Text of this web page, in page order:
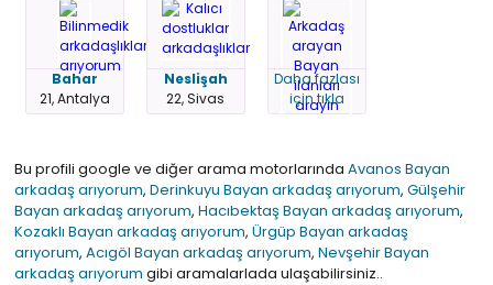
Bahar
21, Antalya
Neslişah
22, Sivas
Daha fazlası
için tıkla
Bu profili google ve diğer arama motorlarında Avanos Bayan
arkadaş arıyorum, Derinkuyu Bayan arkadaş arıyorum, Gülşehir
Bayan arkadaş arıyorum, Hacıbektaş Bayan arkadaş arıyorum,
Kozaklı Bayan arkadaş arıyorum, Ürgüp Bayan arkadaş
arıyorum, Acıgöl Bayan arkadaş arıyorum, Nevşehir Bayan
arkadaş arıyorum gibi aramalarlada ulaşabilirsiniz..